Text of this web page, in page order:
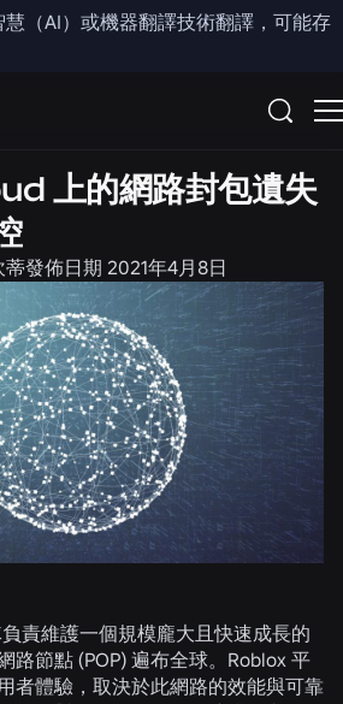
（AI）或機器翻譯技術翻譯，可能存
上的網路封包遺失
蒂發佈日期 2021年4月8日
責維護一個規模龐大且快速成長的
路節點 (POP) 遍布全球。Roblox 平
者體驗，取決於此網路的效能與可靠